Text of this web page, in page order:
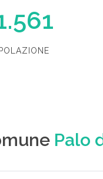
Palo